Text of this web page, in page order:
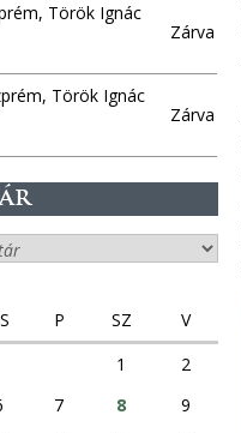
Török Ignác
Zárva
Török Ignác
Zárva
P SZ
V
1
2
7 8
9